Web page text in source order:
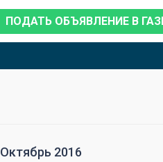
ПОДАТЬ ОБЪЯВЛЕНИЕ В
Октябрь 2016